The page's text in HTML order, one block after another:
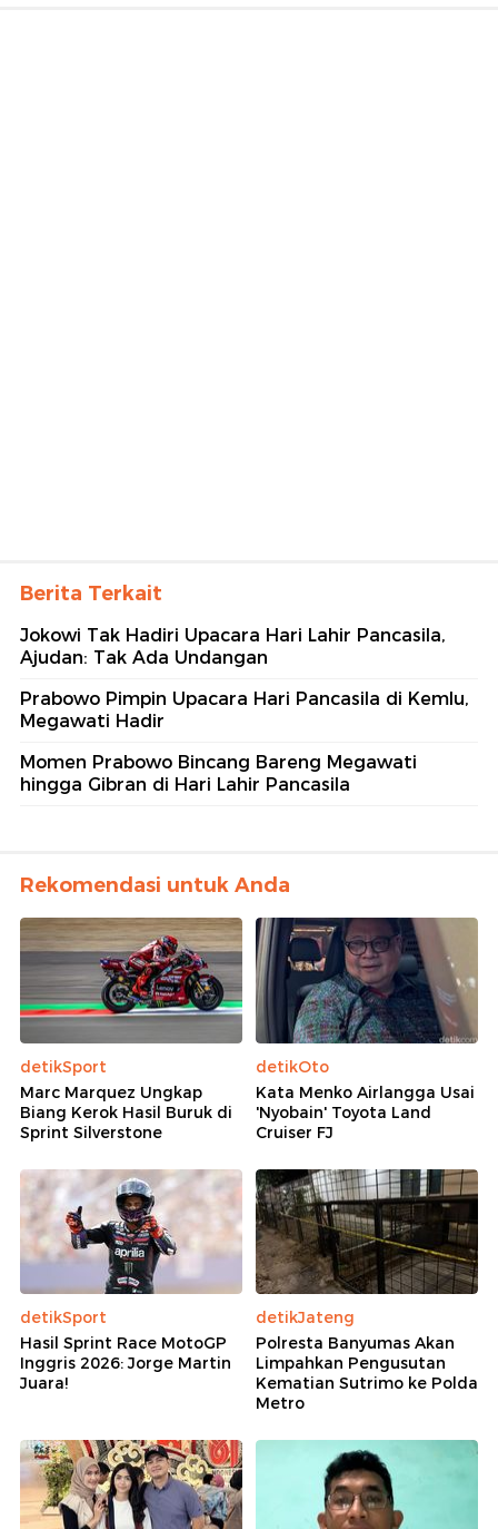
Berita Terkait
Jokowi Tak Hadiri Upacara Hari Lahir Pancasila,
Ajudan: Tak Ada Undangan
Prabowo Pimpin Upacara Hari Pancasila di Kemlu,
Megawati Hadir
Momen Prabowo Bincang Bareng Megawati
hingga Gibran di Hari Lahir Pancasila
Rekomendasi untuk Anda
detikSport
Marc Marquez Ungkap
Biang Kerok Hasil Buruk di
Sprint Silverstone
detikOto
Kata Menko Airlangga Usai
'Nyobain' Toyota Land
Cruiser FJ
detikSport
Hasil Sprint Race MotoGP
Inggris 2026: Jorge Martin
Juara!
detikJateng
Polresta Banyumas Akan
Limpahkan Pengusutan
Kematian Sutrimo ke Polda
Metro